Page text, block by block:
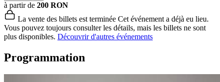
à partir de 200 RON
La vente des billets est terminée Cet événement a déjà eu lieu.
Vous pouvez toujours consulter les détails, mais les billets ne sont
plus disponibles. Découvrir d'autres événements
Programmation